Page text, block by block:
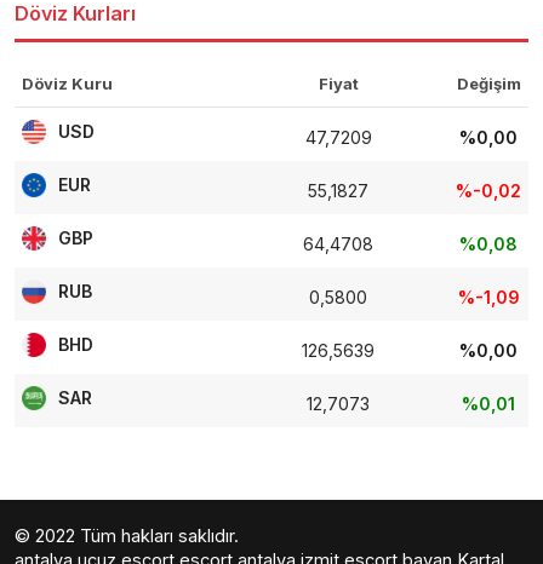
Döviz Kurları
Döviz Kuru Fiyat Değişim
USD 47,7209 %0,00
EUR 55,1827 %-0,02
GBP 64,4708 %0,08
RUB 0,5800 %-1,09
BHD 126,5639 %0,00
SAR 12,7073 %0,01
© 2022 Tüm hakları saklıdır.
antalya ucuz escort escort antalya izmit escort bayan Kartal